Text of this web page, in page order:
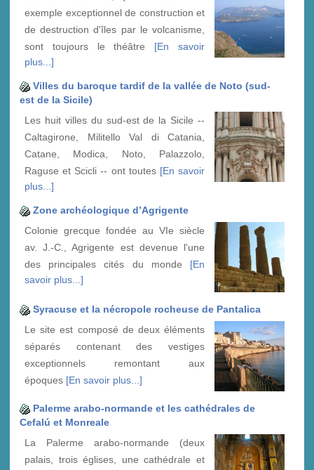
exemple exceptionnel de construction et
de destruction d'îles par le volcanisme,
sont toujours le théâtre [En savoir
plus...]
Villes du baroque tardif de la vallée de Noto (sud-
est de la Sicile)
Les huit villes du sud-est de la Sicile --
Caltagirone, Militello Val di Catania,
Catane, Modica, Noto, Palazzolo,
Raguse et Scicli -- ont toutes [En savoir
plus...]
Zone archéologique d’Agrigente
Colonie grecque fondée au VIe siècle
av. J.-C., Agrigente est devenue l'une
des principales cités du monde [En
savoir plus...]
Syracuse et la nécropole rocheuse de Pantalica
Le site est composé de deux éléments
séparés contenant des vestiges
exceptionnels remontant aux
époques [En savoir plus...]
Palerme arabo-normande et les cathédrales de
Cefalú et Monreale
La Palerme arabo-normande (deux
palais, trois églises, une cathédrale et